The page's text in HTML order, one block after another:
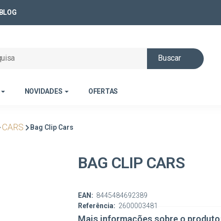
Buscar
NOVIDADES OFERTAS
CARS Bag Clip Cars
BAG CLIP CARS
Referência: 2600003481
EAN: 8445484692389
Mais informações sobre o produto